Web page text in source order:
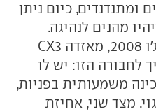
ומתנדנדים, כיום ניתן
מהנים לנהיגה.
ביניהם ניתן למנות את פיג'ו 2008, מאזדה CX3
לחבורה הזו: יש לו
משמעותית בפניות,
מצד שני, אחיזת